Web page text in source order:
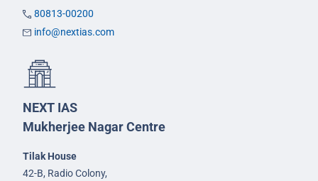
80813-00200
info@nextias.com
NEXT IAS
Mukherjee Nagar Centre
Tilak House
42-B, Radio Colony,